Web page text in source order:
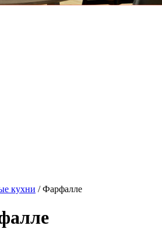
кухни / Фарфалле